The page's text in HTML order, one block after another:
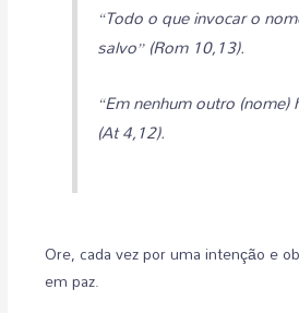
“Todo o que invocar o
salvo” (Rom 10,13).
“Em nenhum outro
(At 4,12).
Ore, cada vez por uma intenção e
em paz.